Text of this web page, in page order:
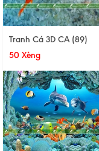
Tranh Cá 3D CA (89)
50 Xèng